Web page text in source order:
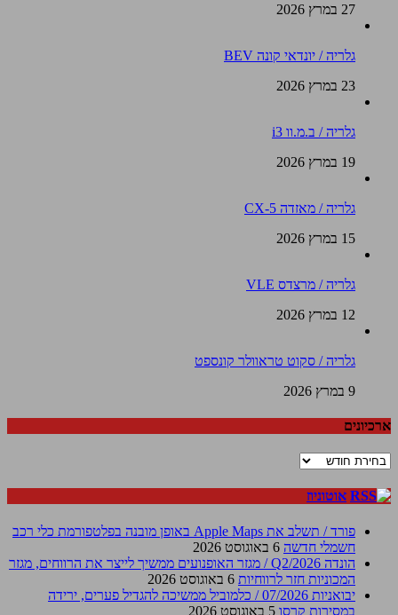
27 במרץ 2026
גלריה / יונדאי קונה BEV
23 במרץ 2026
גלריה / ב.מ.וו i3
19 במרץ 2026
גלריה / מאזדה CX-5
15 במרץ 2026
גלריה / מרצדס VLE
12 במרץ 2026
גלריה / סקוט טראוולר קונספט
9 במרץ 2026
ארכיונים
ארכיונים
אוטוניוז
פורד / תשלב את Apple Maps באופן מובנה בפלטפורמת כלי רכב
חשמלי חדשה 6 באוגוסט 2026
הונדה Q2/2026 / מגזר האופנועים ממשיך לייצר את הרווחים, מגזר
המכוניות חזר לרווחיות 6 באוגוסט 2026
יבואניות 07/2026 / כלמוביל ממשיכה להגדיל פערים, ירידה
במסירות קרסו 5 באוגוסט 2026